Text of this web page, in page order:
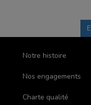
Notre histoire
Nos engagements
Charte qualité